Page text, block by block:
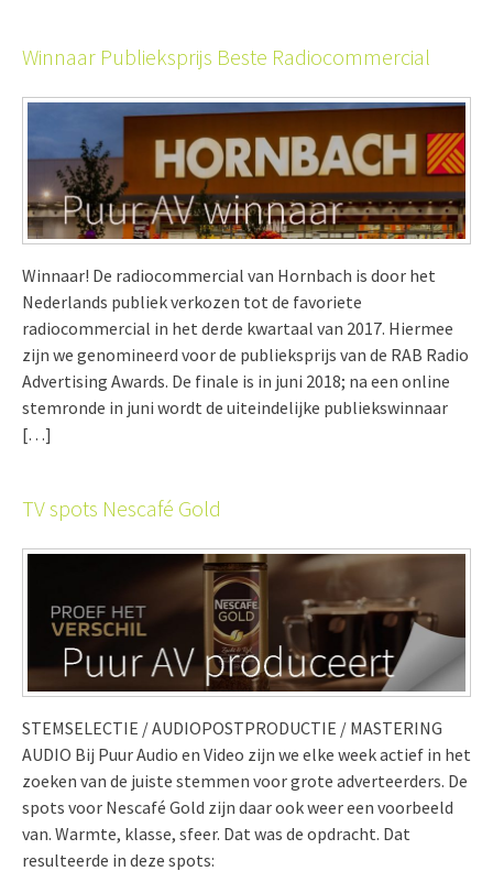
Winnaar Publieksprijs Beste Radiocommercial
Winnaar! De radiocommercial van Hornbach is door het
Nederlands publiek verkozen tot de favoriete
radiocommercial in het derde kwartaal van 2017. Hiermee
zijn we genomineerd voor de publieksprijs van de RAB Radio
Advertising Awards. De finale is in juni 2018; na een online
stemronde in juni wordt de uiteindelijke publiekswinnaar
[…]
TV spots Nescafé Gold
STEMSELECTIE / AUDIOPOSTPRODUCTIE / MASTERING
AUDIO Bij Puur Audio en Video zijn we elke week actief in het
zoeken van de juiste stemmen voor grote adverteerders. De
spots voor Nescafé Gold zijn daar ook weer een voorbeeld
van. Warmte, klasse, sfeer. Dat was de opdracht. Dat
resulteerde in deze spots: